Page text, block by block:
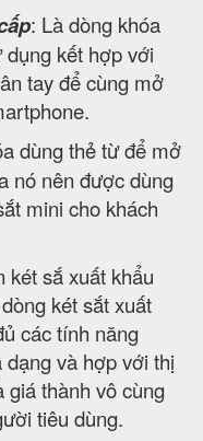
: Là dòng khóa
kết hợp với
tay để cùng mở
dùng thẻ từ để mở
nó nên được dùng
mini cho khách
két sắ xuất khẩu
két sắt xuất
các tính năng
và hợp với thị
giá thành vô cùng
tiêu dùng.